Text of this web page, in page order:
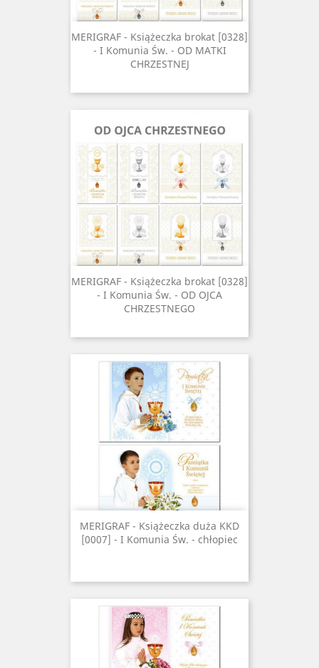
MERIGRAF - Książeczka brokat [0328]
- I Komunia Św. - OD MATKI
CHRZESTNEJ
MERIGRAF - Książeczka brokat [0328]
- I Komunia Św. - OD OJCA
CHRZESTNEGO
MERIGRAF - Książeczka duża KKD
[0007] - I Komunia Św. - chłopiec